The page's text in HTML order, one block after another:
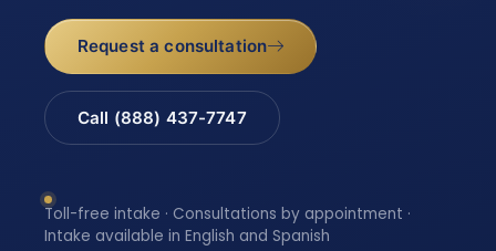
Request a consultation
Call (888) 437-7747
Toll-free intake · Consultations by appointment ·
Intake available in English and Spanish